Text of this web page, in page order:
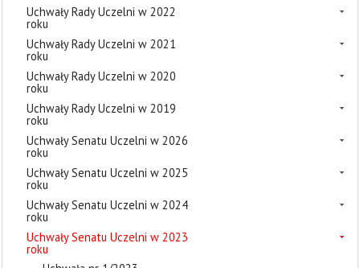
Uchwały Rady Uczelni w 2022
roku
Uchwały Rady Uczelni w 2021
roku
Uchwały Rady Uczelni w 2020
roku
Uchwały Rady Uczelni w 2019
roku
Uchwały Senatu Uczelni w 2026
roku
Uchwały Senatu Uczelni w 2025
roku
Uchwały Senatu Uczelni w 2024
roku
Uchwały Senatu Uczelni w 2023
roku